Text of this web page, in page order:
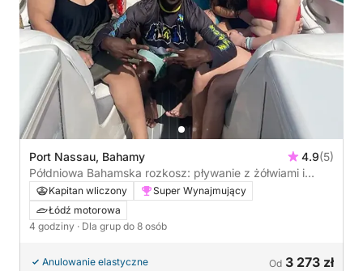
Port Nassau, Bahamy 4.9(5)
Półdniowa Bahamska rozkosz: pływanie z żółwiami i
nurkowanie na wyspie Rose
Kapitan wliczony
Super Wynajmujący
Łódź motorowa
4 godziny · Dla grup do 8 osób
Anulowanie elastyczne Od 3 273 zł